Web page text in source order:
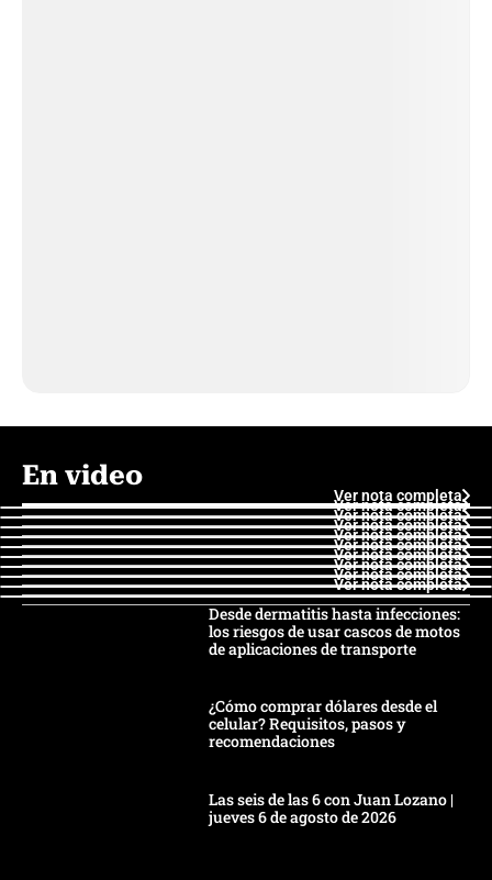
En video
Ver nota completa
Ver nota completa
Ver nota completa
Ver nota completa
Ver nota completa
Ver nota completa
Ver nota completa
Ver nota completa
Ver nota completa
Ver nota completa
Desde dermatitis hasta infecciones:
los riesgos de usar cascos de motos
de aplicaciones de transporte
¿Cómo comprar dólares desde el
celular? Requisitos, pasos y
recomendaciones
Las seis de las 6 con Juan Lozano |
jueves 6 de agosto de 2026